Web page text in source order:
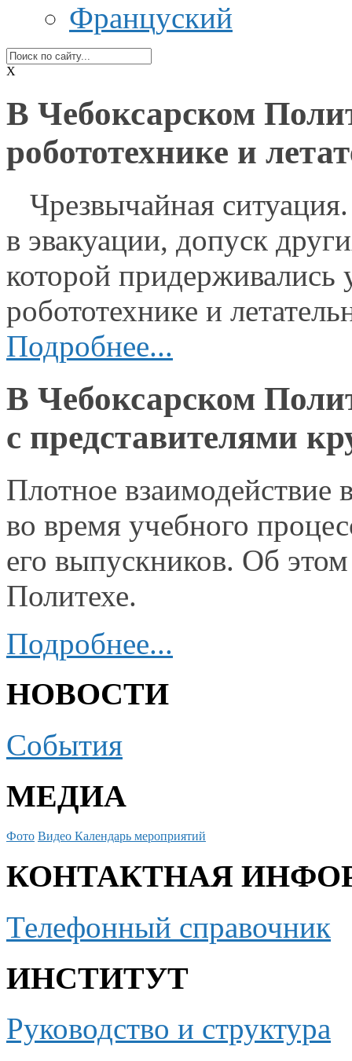
Француский
X
В Чебоксарском
робототехнике и
Чрезвычайная
в эвакуации, допуск
которой придерживались
робототехнике и
Подробнее...
В Чебоксарском
с представителями
Плотное взаимодействие
во время учебного
его выпускников. Об этом
Политехе.
Подробнее...
НОВОСТИ
События
МЕДИА
Фото Видео Календарь мероприятий
КОНТАКТНАЯ
Телефонный справочник
ИНСТИТУТ
Руководство и структура